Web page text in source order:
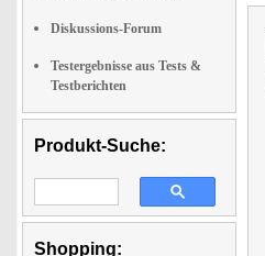
Diskussions-Forum
Testergebnisse aus Tests &
Testberichten
Produkt-Suche:
Shopping: